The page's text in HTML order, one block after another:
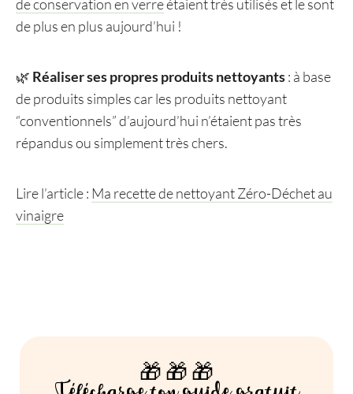
de conservation en verreétaient très utilisés et le sont
de plus en plus aujourd’hui !
🌿 Réaliser ses propres produits nettoyants: à base
de produits simples car les produits nettoyant
“conventionnels” d’aujourd’hui n’étaient pas très
répandus ou simplement très chers.
Lire l’article : Ma recette de nettoyant Zéro-Déchet au
vinaigre